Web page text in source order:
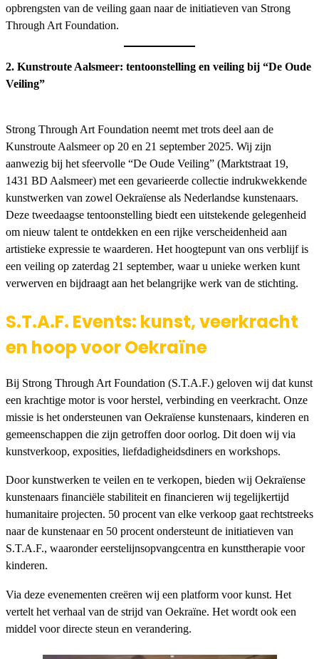
opbrengsten van de veiling gaan naar de initiatieven van Strong
Through Art Foundation.
2. Kunstroute Aalsmeer: tentoonstelling en veiling bij “De Oude
Veiling”
Strong Through Art Foundation neemt met trots deel aan de
Kunstroute Aalsmeer op 20 en 21 september 2025. Wij zijn
aanwezig bij het sfeervolle “De Oude Veiling” (Marktstraat 19,
1431 BD Aalsmeer) met een gevarieerde collectie indrukwekkende
kunstwerken van zowel Oekraïense als Nederlandse kunstenaars.
Deze tweedaagse tentoonstelling biedt een uitstekende gelegenheid
om nieuw talent te ontdekken en een rijke verscheidenheid aan
artistieke expressie te waarderen. Het hoogtepunt van ons verblijf is
een veiling op zaterdag 21 september, waar u unieke werken kunt
verwerven en bijdraagt aan het belangrijke werk van de stichting.
S.T.A.F. Events: kunst, veerkracht
en hoop voor Oekraïne
Bij Strong Through Art Foundation (S.T.A.F.) geloven wij dat kunst
een krachtige motor is voor herstel, verbinding en veerkracht. Onze
missie is het ondersteunen van Oekraïense kunstenaars, kinderen en
gemeenschappen die zijn getroffen door oorlog. Dit doen wij via
kunstverkoop, exposities, liefdadigheidsdiners en workshops.
Door kunstwerken te veilen en te verkopen, bieden wij Oekraïense
kunstenaars financiële stabiliteit en financieren wij tegelijkertijd
humanitaire projecten. 50 procent van elke verkoop gaat rechtstreeks
naar de kunstenaar en 50 procent ondersteunt de initiatieven van
S.T.A.F., waaronder eerstelijnsopvangcentra en kunsttherapie voor
kinderen.
Via deze evenementen creëren wij een platform voor kunst. Het
vertelt het verhaal van de strijd van Oekraïne. Het wordt ook een
middel voor directe steun en verandering.